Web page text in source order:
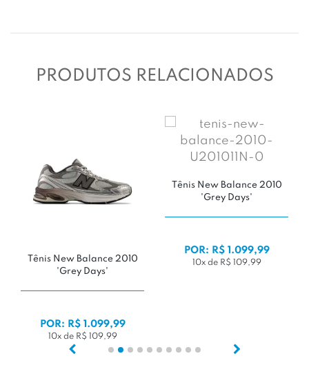
PRODUTOS RELACIONADOS
Tênis New Balance 2010
'Grey Days'
POR: R$ 1.099,99
10x de R$ 109,99
Tênis New Balance 2010
'Grey Days'
POR: R$ 1.099,99
10x de R$ 109,99